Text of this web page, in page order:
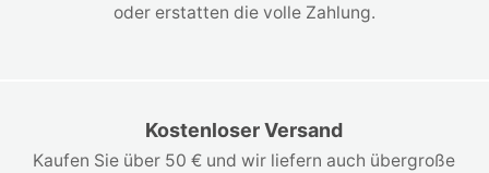
oder erstatten die volle Zahlung.
Kostenloser Versand
Kaufen Sie über 50 € und wir liefern auch übergroße